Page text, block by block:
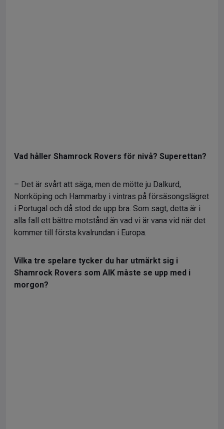
Vad håller Shamrock Rovers för nivå? Superettan?
– Det är svårt att säga, men de mötte ju Dalkurd,
Norrköping och Hammarby i vintras på försäsongslägret
i Portugal och då stod de upp bra. Som sagt, detta är i
alla fall ett bättre motstånd än vad vi är vana vid när det
kommer till första kvalrundan i Europa.
Vilka tre spelare tycker du har utmärkt sig i
Shamrock Rovers som AIK måste se upp med i
morgon?